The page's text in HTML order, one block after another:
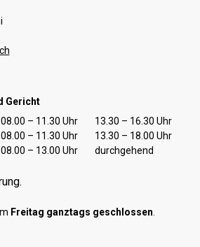
Gericht
Öffnungszeiten Nachmittag
08.00 – 11.30 Uhr
13.30 – 16.30 Uhr
08.00 – 11.30 Uhr
13.30 – 18.00 Uhr
08.00 – 13.00 Uhr durchgehend
Freitag ganztags geschlossen